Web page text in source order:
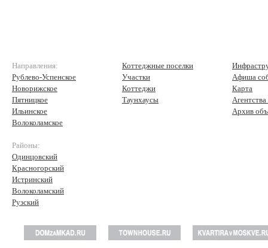
Направления:
Рублево-Успенское
Новорижское
Пятницкое
Ильинское
Волоколамское
Районы:
Одинцовский
Красногорский
Истринский
Волоколамский
Рузский
Коттеджные поселки
Участки
Коттеджи
Таунхаусы
Афиша
Карта
Архив